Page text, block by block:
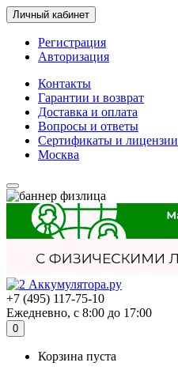
Личный кабинет
Регистрация
Авторизация
Контакты
Гарантии и возврат
Доставка и оплата
Вопросы и ответы
Сертификаты и лицензии
Москва
+7 (495) 117-75-10
Ежедневно, с 8:00 до 17:00
0
Корзина пуста